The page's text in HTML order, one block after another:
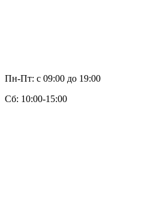
Пн-Пт: с 09:00 до 19:00
Cб: 10:00-15:00